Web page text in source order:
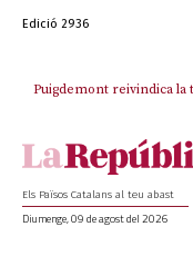
Edició 2936
Puigdemont reivindica la
Portugal acusa Espanya
Els Països Catalans al teu abast
Diumenge, 09 de agost del 2026